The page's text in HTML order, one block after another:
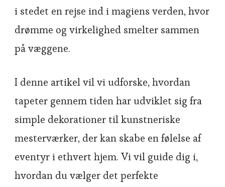
i stedet en rejse ind i magiens verden, hvor
drømme og virkelighed smelter sammen
på væggene.
I denne artikel vil vi udforske, hvordan
tapeter gennem tiden har udviklet sig fra
simple dekorationer til kunstneriske
mesterværker, der kan skabe en følelse af
eventyr i ethvert hjem. Vi vil guide dig i,
hvordan du vælger det perfekte